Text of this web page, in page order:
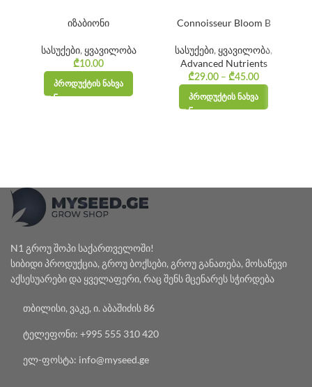
იზაბიონი
სასუქები,ყვავილობა
₾10.00
ᲞᲠᲝᲓᲣᲥᲢᲘᲡ ᲜᲐᲮᲕᲐ
Connoisseur Bloom B
სასუქები,ყვავილობა,
Advanced Nutrients
₾29.00 – ₾45.00
range:
ᲞᲠᲝᲓᲣᲥᲢᲘᲡ ᲜᲐᲮᲕᲐ
N1 გროუ შოპი საქართველოში!
სიბიდი პროდუქცია, გროუ ბოქსები, გროუ განათება, მოსაწევი
აქსესუარები და ყველაფერი, რაც შენს მცენარეს სჭირდება
თბილისი, ვაკე, ი. აბაშიძის 86
ტელეფონი: +995 555 310 420
ელ-ფოსტა: info@myseed.ge